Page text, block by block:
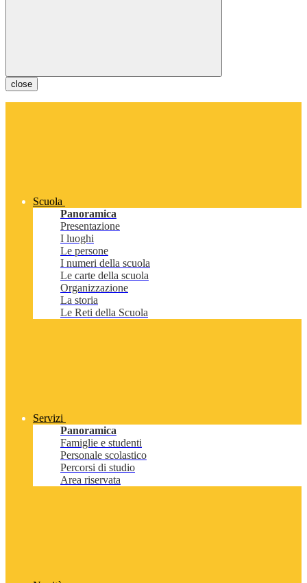
close
Scuola
Panoramica
Presentazione
I luoghi
Le persone
I numeri della scuola
Le carte della scuola
Organizzazione
La storia
Le Reti della Scuola
Servizi
Panoramica
Famiglie e studenti
Personale scolastico
Percorsi di studio
Area riservata